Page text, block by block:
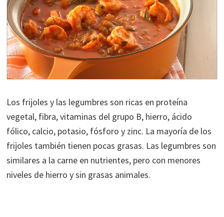
Los frijoles y las legumbres son ricas en proteína
vegetal, fibra, vitaminas del grupo B, hierro, ácido
fólico, calcio, potasio, fósforo y zinc. La mayoría de los
frijoles también tienen pocas grasas. Las legumbres son
similares a la carne en nutrientes, pero con menores
niveles de hierro y sin grasas animales.